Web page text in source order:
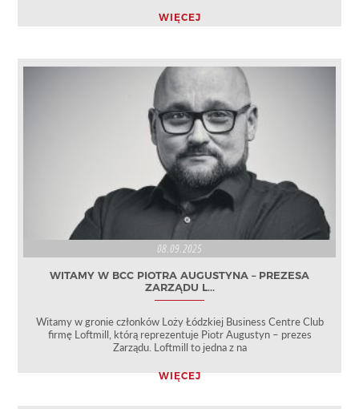
WIĘCEJ
08.09.2025
WITAMY W BCC PIOTRA AUGUSTYNA – PREZESA
ZARZĄDU L...
Witamy w gronie członków Loży Łódzkiej Business Centre Club
firmę Loftmill, którą reprezentuje Piotr Augustyn – prezes
Zarządu. Loftmill to jedna z na
WIĘCEJ